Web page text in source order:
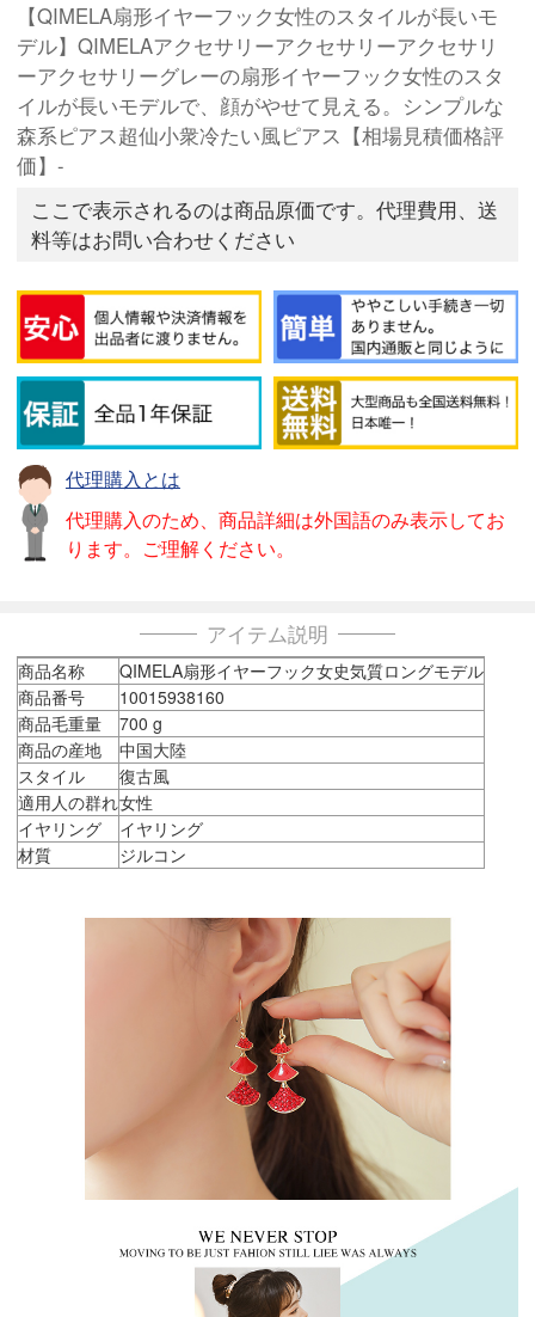
【QIMELA扇形イヤーフック女性のスタイルが長いモ
デル】QIMELAアクセサリーアクセサリーアクセサリ
ーアクセサリーグレーの扇形イヤーフック女性のスタ
イルが長いモデルで、顔がやせて見える。シンプルな
森系ピアス超仙小衆冷たい風ピアス【相場見積価格評
価】-
ここで表示されるのは商品原価です。代理費用、送
料等はお問い合わせください
代理購入とは
代理購入のため、商品詳細は外国語のみ表示してお
ります。ご理解ください。
アイテム説明
商品名称
QIMELA扇形イヤーフック女史気質ロングモデル
商品番号
10015938160
商品毛重量
700 g
商品の産地
中国大陸
スタイル
復古風
適用人の群れ女性
イヤリング
イヤリング
材質
ジルコン